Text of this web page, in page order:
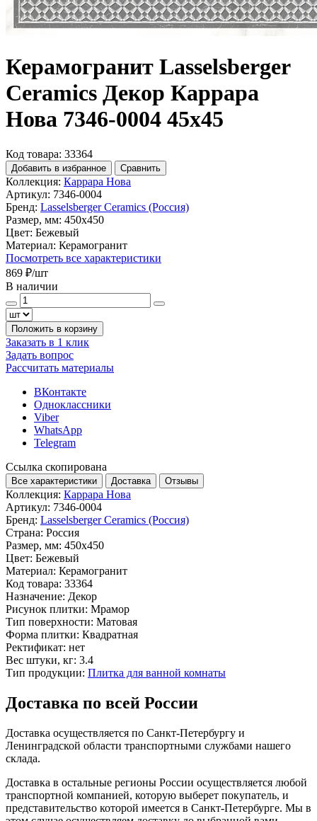
Керамогранит Lasselsberger
Ceramics Декор Каррара
Нова 7346-0004 45х45
Код товара: 33364
Добавить в избранное Сравнить
Коллекция: Каррара Нова
Артикул: 7346-0004
Бренд: Lasselsberger Ceramics (Россия)
Размер, мм: 450x450
Цвет: Бежевый
Материал: Керамогранит
Посмотреть все характеристики
869 ₽/шт
В наличии
Положить в корзину
Заказать в 1 клик
Задать вопрос
Рассчитать материалы
ВКонтакте
Одноклассники
Viber
WhatsApp
Telegram
Ссылка скопирована
Все характеристики Доставка Отзывы
Коллекция: Каррара Нова
Артикул: 7346-0004
Бренд: Lasselsberger Ceramics (Россия)
Страна: Россия
Размер, мм: 450x450
Цвет: Бежевый
Материал: Керамогранит
Код товара: 33364
Назначение: Декор
Рисунок плитки: Мрамор
Тип поверхности: Матовая
Форма плитки: Квадратная
Ректификат: нет
Вес штуки, кг: 3.4
Тип продукции: Плитка для ванной комнаты
Доставка по всей России
Доставка осуществляется по Санкт-Петербургу и
Ленинградской области транспортными службами нашего
склада.
Доставка в остальные регионы России осуществляется любой
транспортной компанией, которую выберет покупатель, и
представительство которой имеется в Санкт-Петербурге. Мы в